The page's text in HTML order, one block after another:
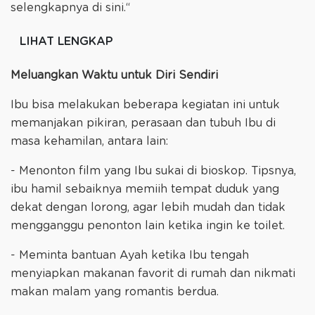
selengkapnya di sini.“
LIHAT LENGKAP
Meluangkan Waktu untuk Diri Sendiri
Ibu bisa melakukan beberapa kegiatan ini untuk
memanjakan pikiran, perasaan dan tubuh Ibu di
masa kehamilan, antara lain:
- Menonton film yang Ibu sukai di bioskop. Tipsnya,
ibu hamil sebaiknya memiih tempat duduk yang
dekat dengan lorong, agar lebih mudah dan tidak
mengganggu penonton lain ketika ingin ke toilet.
- Meminta bantuan Ayah ketika Ibu tengah
menyiapkan makanan favorit di rumah dan nikmati
makan malam yang romantis berdua.